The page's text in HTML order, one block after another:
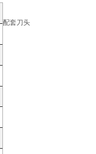
配套刀头